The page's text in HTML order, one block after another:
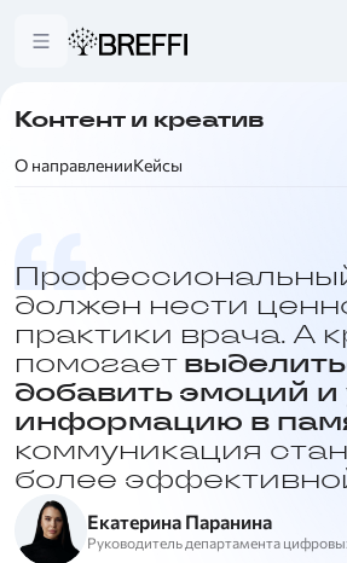
Контент и креатив
О направленииКейсы
должен нести
практики врача. А
помогает
добавить эмоций и
информацию в
коммуникация
более
Екатерина Паранина
Руководитель департамента